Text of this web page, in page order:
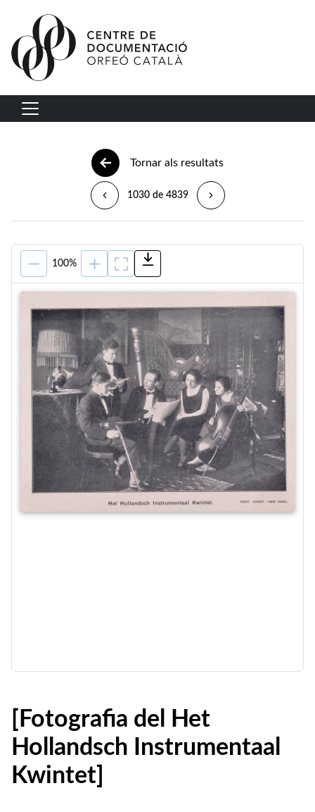
Vés al contingut
Navegació principal
Tornar als resultats
1030 de 4839
100%
[Fotografia del Het
Hollandsch Instrumentaal
Kwintet]